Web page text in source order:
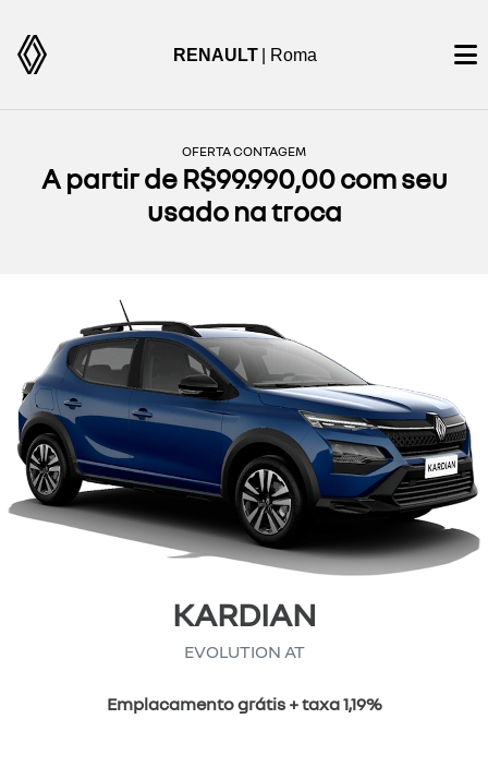
RENAULT | Roma
OFERTA CONTAGEM
A partir de R$99.990,00 com seu
usado na troca
KARDIAN
EVOLUTION AT
Emplacamento grátis + taxa 1,19%